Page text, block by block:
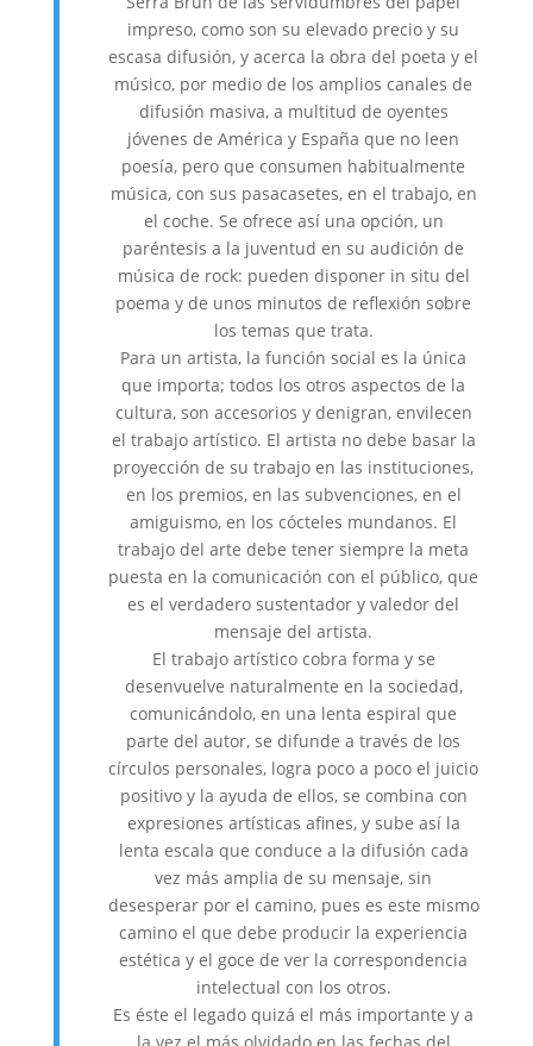
impreso, como son su elevado precio y su
escasa difusión, y acerca la obra del poeta y el
músico, por medio de los amplios canales de
difusión masiva, a multitud de oyentes
jóvenes de América y España que no leen
poesía, pero que consumen habitualmente
música, con sus pasacasetes, en el trabajo, en
el coche. Se ofrece así una opción, un
paréntesis a la juventud en su audición de
música de rock: pueden disponer in situ del
poema y de unos minutos de reflexión sobre
los temas que trata.
Para un artista, la función social es la única
que importa; todos los otros aspectos de la
cultura, son accesorios y denigran, envilecen
el trabajo artístico. El artista no debe basar la
proyección de su trabajo en las instituciones,
en los premios, en las subvenciones, en el
amiguismo, en los cócteles mundanos. El
trabajo del arte debe tener siempre la meta
puesta en la comunicación con el público, que
es el verdadero sustentador y valedor del
mensaje del artista.
El trabajo artístico cobra forma y se
desenvuelve naturalmente en la sociedad,
comunicándolo, en una lenta espiral que
parte del autor, se difunde a través de los
círculos personales, logra poco a poco el juicio
positivo y la ayuda de ellos, se combina con
expresiones artísticas afines, y sube así la
lenta escala que conduce a la difusión cada
vez más amplia de su mensaje, sin
desesperar por el camino, pues es este mismo
camino el que debe producir la experiencia
estética y el goce de ver la correspondencia
intelectual con los otros.
Es éste el legado quizá el más importante y a